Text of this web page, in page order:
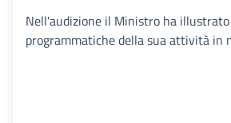
Nell'audizione il Ministro ha
programmatiche della sua attività in